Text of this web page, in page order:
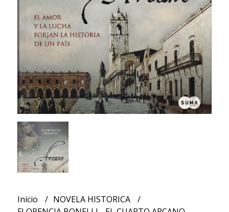
Inicio
NOVELA HISTORICA